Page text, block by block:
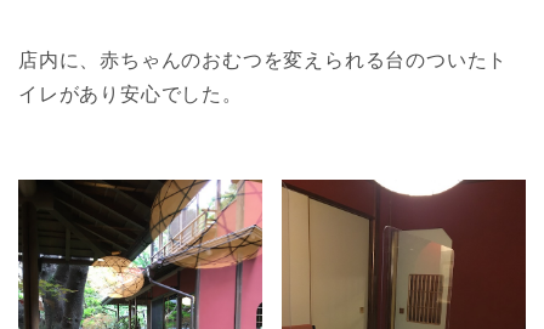
店内に、赤ちゃんのおむつを変えられる台のついたト
イレがあり安心でした。